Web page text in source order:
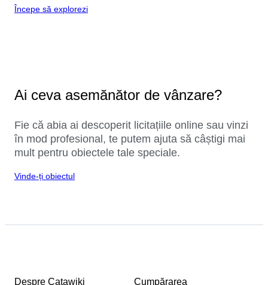
Începe să explorezi
Ai ceva asemănător de vânzare?
Fie că abia ai descoperit licitațiile online sau vinzi
în mod profesional, te putem ajuta să câștigi mai
mult pentru obiectele tale speciale.
Vinde-ți obiectul
Despre Catawiki Cumpărarea